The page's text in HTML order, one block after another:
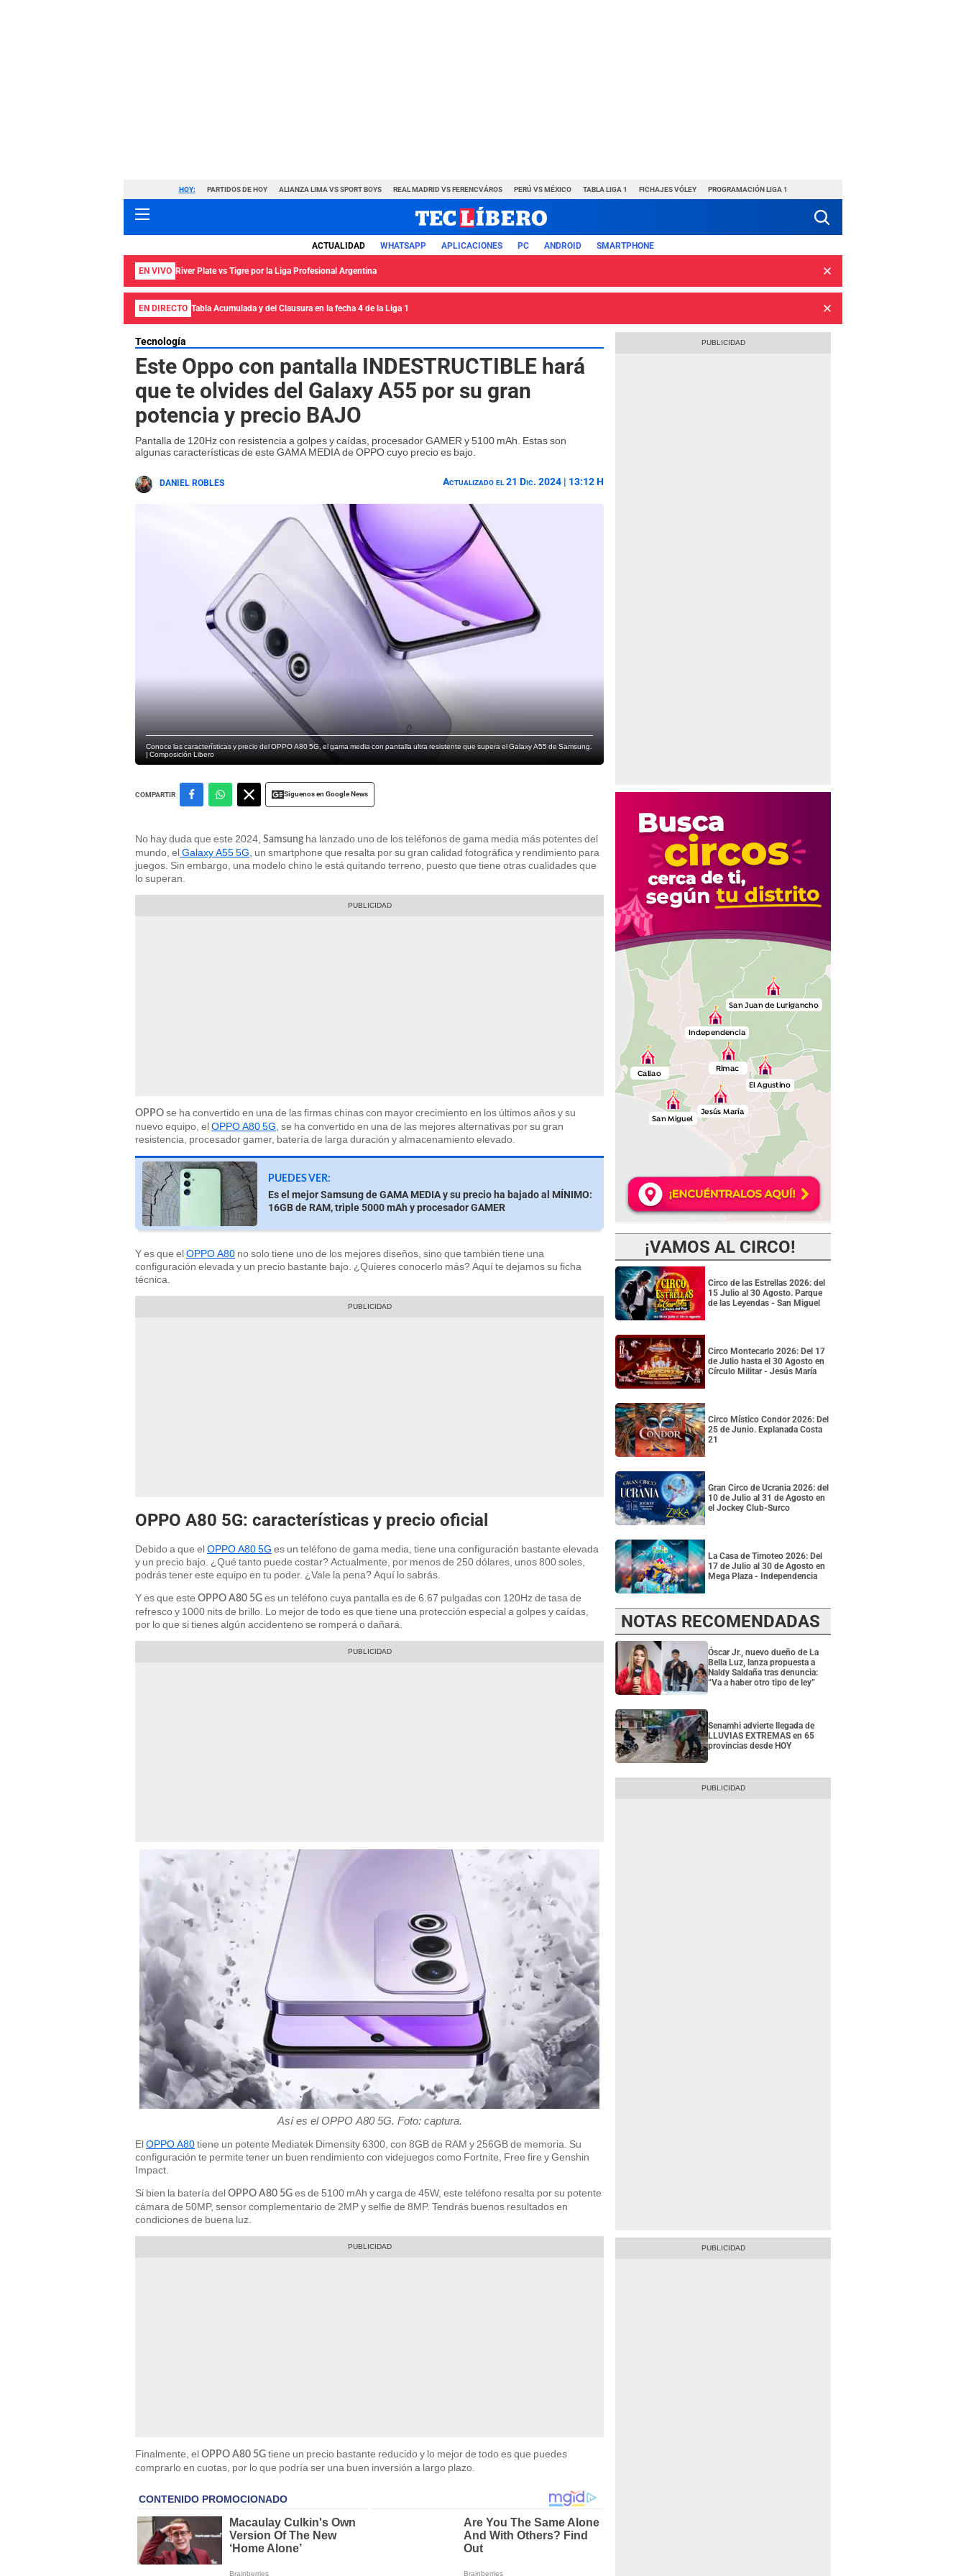
HOY: PARTIDOS DE HOY ALIANZA LIMA VS SPORT BOYS REAL MADRID VS FERENCVÁROS PERÚ VS MÉXICO TABLA LIGA 1 FICHAJES VÓLEY PROGRAMACIÓN LIGA 1
ACTUALIDAD WHATSAPP APLICACIONES PC ANDROID SMARTPHONE
EN VIVO River Plate vs Tigre por la Liga Profesional Argentina
EN DIRECTO Tabla Acumulada y del Clausura en la fecha 4 de la Liga 1
Tecnología
Este Oppo con pantalla INDESTRUCTIBLE hará
que te olvides del Galaxy A55 por su gran
potencia y precio BAJO
Pantalla de 120Hz con resistencia a golpes y caídas, procesador GAMER y 5100 mAh. Estas son
algunas características de este GAMA MEDIA de OPPO cuyo precio es bajo.
DANIEL ROBLES Actualizado el 21 Dic. 2024 | 13:12 H
Conoce las características y precio del OPPO A80 5G, el gama media con pantalla ultra resistente que supera el Galaxy A55 de Samsung.
| Composición Libero
COMPARTIR Siguenos en Google News
No hay duda que este 2024, Samsung ha lanzado uno de los teléfonos de gama media más potentes del
mundo, elGalaxy A55 5G, un smartphone que resalta por su gran calidad fotográfica y rendimiento para
juegos. Sin embargo, una modelo chino le está quitando terreno, puesto que tiene otras cualidades que
lo superan.
OPPO se ha convertido en una de las firmas chinas con mayor crecimiento en los últimos años y su
nuevo equipo, elOPPO A80 5G, se ha convertido en una de las mejores alternativas por su gran
resistencia, procesador gamer, batería de larga duración y almacenamiento elevado.
PUEDES VER:
Es el mejor Samsung de GAMA MEDIA y su precio ha bajado al MÍNIMO:
16GB de RAM, triple 5000 mAh y procesador GAMER
Y es que elOPPO A80 no solo tiene uno de los mejores diseños, sino que también tiene una
configuración elevada y un precio bastante bajo. ¿Quieres conocerlo más? Aquí te dejamos su ficha
técnica.
OPPO A80 5G: características y precio oficial
Debido a que elOPPO A80 5G es un teléfono de gama media, tiene una configuración bastante elevada
y un precio bajo. ¿Qué tanto puede costar? Actualmente, por menos de 250 dólares, unos 800 soles,
podrás tener este equipo en tu poder. ¿Vale la pena? Aquí lo sabrás.
Y es que este OPPO A80 5G es un teléfono cuya pantalla es de 6.67 pulgadas con 120Hz de tasa de
refresco y 1000 nits de brillo. Lo mejor de todo es que tiene una protección especial a golpes y caídas,
por lo que si tienes algún accidenteno se romperá o dañará.
Así es el OPPO A80 5G. Foto: captura.
ElOPPO A80tiene un potente Mediatek Dimensity 6300, con 8GB de RAM y 256GB de memoria. Su
configuración te permite tener un buen rendimiento con videjuegos como Fortnite, Free fire y Genshin
Impact.
Si bien la batería del OPPO A80 5G es de 5100 mAh y carga de 45W, este teléfono resalta por su potente
cámara de 50MP, sensor complementario de 2MP y selfie de 8MP. Tendrás buenos resultados en
condiciones de buena luz.
Finalmente, el OPPO A80 5G tiene un precio bastante reducido y lo mejor de todo es que puedes
comprarlo en cuotas, por lo que podría ser una buen inversión a largo plazo.
¡VAMOS AL CIRCO!
Circo de las Estrellas 2026: del
15 Julio al 30 Agosto. Parque
de las Leyendas - San Miguel
Circo Montecarlo 2026: Del 17
de Julio hasta el 30 Agosto en
Círculo Militar - Jesús María
Circo Místico Condor 2026: Del
25 de Junio. Explanada Costa
21
Gran Circo de Ucrania 2026: del
10 de Julio al 31 de Agosto en
el Jockey Club-Surco
La Casa de Timoteo 2026: Del
17 de Julio al 30 de Agosto en
Mega Plaza - Independencia
NOTAS RECOMENDADAS
Óscar Jr., nuevo dueño de La
Bella Luz, lanza propuesta a
Naldy Saldaña tras denuncia:
“Va a haber otro tipo de ley”
Senamhi advierte llegada de
LLUVIAS EXTREMAS en 65
provincias desde HOY